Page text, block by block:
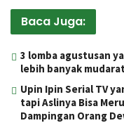
Baca Juga:
3 lomba agustusan
lebih banyak
Upin Ipin Serial TV
tapi Aslinya Bisa
Dampingan Orang